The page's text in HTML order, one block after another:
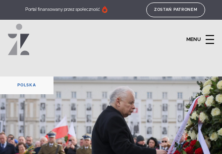
Portal finansowany przez społeczność ZOSTAŃ PATRONEM
MENU
POLSKA